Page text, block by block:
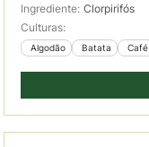
Ingrediente: Clorpirifós
Culturas:
Algodão Batata Café